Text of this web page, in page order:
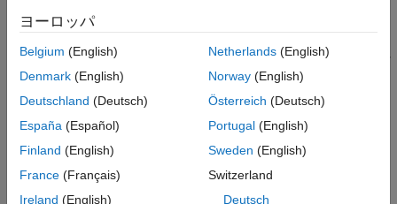
力がfalseになります。
信号の"true 期間"
は、信号が true となる連続したタイム ステッ
プと定義されます。
例
Within Implies ブロックの例
次の例では、1秒というサンプル時間を検討します。
ヨーロッパ
Belgium (English)
Denmark (English)
Deutschland (Deutsch)
España (Español)
Finland (English)
France (Français)
Ireland (English)
Netherlands(English)
Norway(English)
Österreich (Deutsch)
Portugal(English)
Sweden (English)
Switzerland
Deutsch